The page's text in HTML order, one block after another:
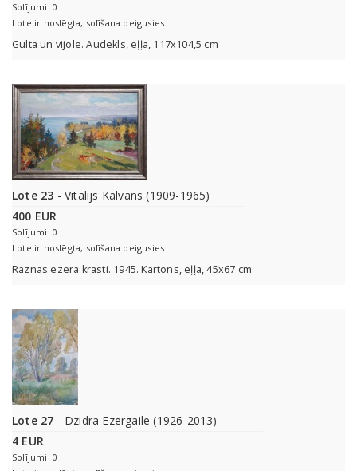
Solījumi: 0
Lote ir noslēgta, solīšana beigusies
Gulta un vijole. Audekls, eļļa, 117x104,5 cm
Lote 23 - Vitālijs Kalvāns (1909-1965)
400 EUR
Solījumi: 0
Lote ir noslēgta, solīšana beigusies
Raznas ezera krasti. 1945. Kartons, eļļa, 45x67 cm
Lote 27 - Dzidra Ezergaile (1926-2013)
4 EUR
Solījumi: 0